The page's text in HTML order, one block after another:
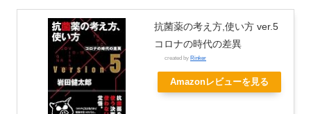
抗菌薬の考え方,使い方 ver.5
コロナの時代の差異
created by Rinker
Amazonレビューを見る